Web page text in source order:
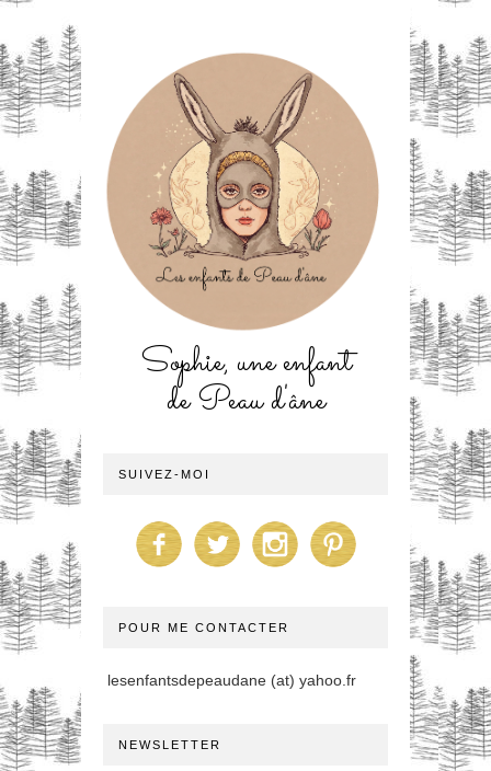
Sophie, une enfant
de Peau d'âne
SUIVEZ-MOI
POUR ME CONTACTER
lesenfantsdepeaudane (at) yahoo.fr
NEWSLETTER